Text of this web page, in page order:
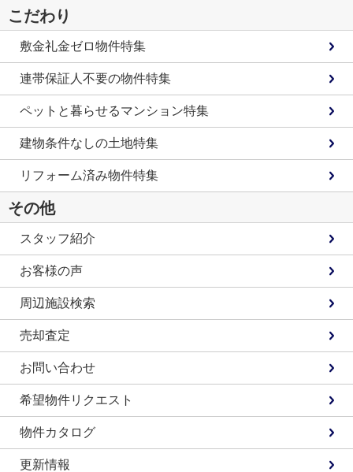
こだわり
敷金礼金ゼロ物件特集
連帯保証人不要の物件特集
ペットと暮らせるマンション特集
建物条件なしの土地特集
リフォーム済み物件特集
その他
スタッフ紹介
お客様の声
周辺施設検索
売却査定
お問い合わせ
希望物件リクエスト
物件カタログ
更新情報